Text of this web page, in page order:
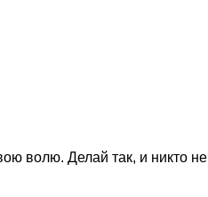
волю. Делай так, и никто не